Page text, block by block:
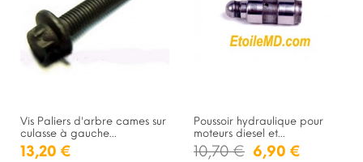
Vis Paliers d'arbre cames sur
culasse à gauche...
13,20 €
Poussoir hydraulique pour
moteurs diesel et...
10,70 € 6,90 €